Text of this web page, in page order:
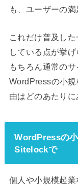
も、ユーザーの満
これだけ普及し
している点が挙げ
もちろん通常の
WordPressの小
由はどのあたり
WordPressの
Sitelockで
個人や小規模起